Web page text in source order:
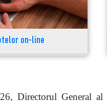
on-line
Directorul General